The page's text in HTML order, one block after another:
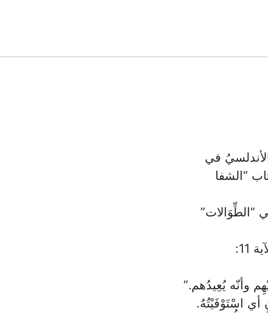
في
“الشفا
“الطِّوَالات”
وأنّه يُعِيدُهم.”
اسْتَوْفَيْتُهُ.